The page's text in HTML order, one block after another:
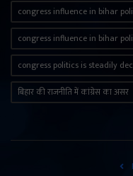
congress influence in bihar
congress influence in bihar
congress politics is steadily
बिहार की राजनीति में कांग्रेस का असर